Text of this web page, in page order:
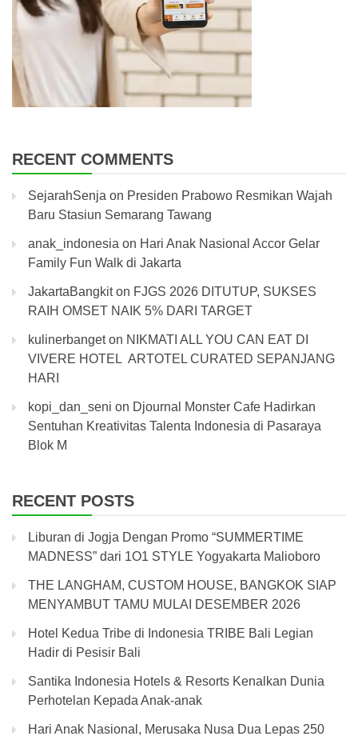
RECENT COMMENTS
SejarahSenja on Presiden Prabowo Resmikan Wajah
Baru Stasiun Semarang Tawang
anak_indonesia on Hari Anak Nasional Accor Gelar
Family Fun Walk di Jakarta
JakartaBangkiton FJGS 2026 DITUTUP, SUKSES
RAIH OMSET NAIK 5% DARI TARGET
kulinerbangeton NIKMATI ALL YOU CAN EAT DI
VIVERE HOTEL ARTOTEL CURATED SEPANJANG
HARI
kopi_dan_seni on Djournal Monster Cafe Hadirkan
Sentuhan Kreativitas Talenta Indonesia di Pasaraya
Blok M
RECENT POSTS
Liburan di Jogja Dengan Promo “SUMMERTIME
MADNESS” dari 1O1 STYLE Yogyakarta Malioboro
THE LANGHAM, CUSTOM HOUSE, BANGKOK SIAP
MENYAMBUT TAMU MULAI DESEMBER 2026
Hotel Kedua Tribe di Indonesia TRIBE Bali Legian
Hadir di Pesisir Bali
Santika Indonesia Hotels & Resorts Kenalkan Dunia
Perhotelan Kepada Anak-anak
Hari Anak Nasional, Merusaka Nusa Dua Lepas 250